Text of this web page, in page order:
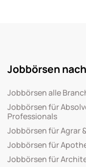
Jobbörsen
Jobbörsen alle
Jobbörsen für
Professionals
Jobbörsen für Agrar
Jobbörsen für
Jobbörsen für